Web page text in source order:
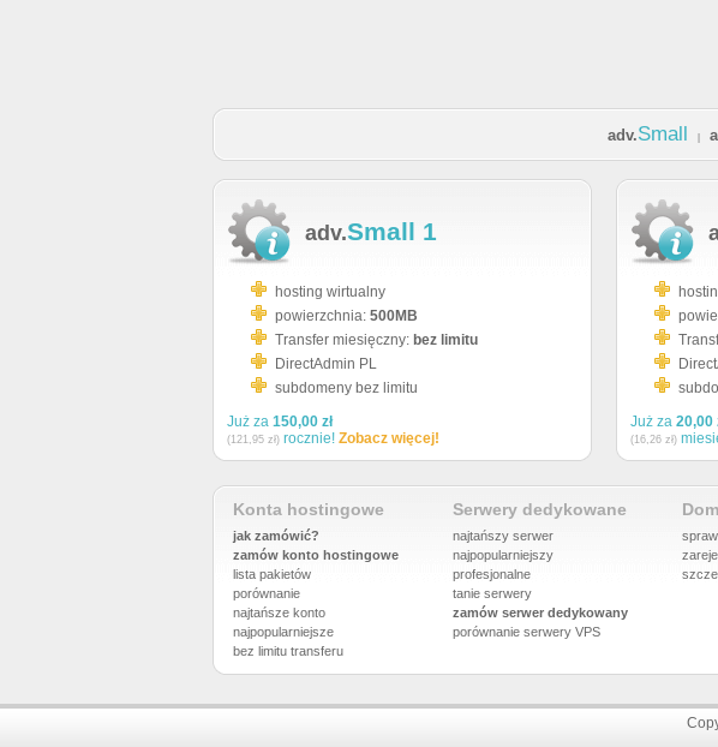
adv.Small
adv.Small 1
hosting wirtualny
powierzchnia: 500MB
Transfer miesięczny: bez limitu
DirectAdmin PL
subdomeny bez limitu
Już za 150,00 zł
(121,95 zł) rocznie! Zobacz więcej!
Już za 20,00
(16,26 zł)
Konta hostingowe
jak zamówić?
zamów konto hostingowe
lista pakietów
porównanie
najtańsze konto
najpopularniejsze
bez limitu transferu
Serwery dedykowane
najtańszy serwer
najpopularniejszy
profesjonalne
tanie serwery
zamów serwer dedykowany
porównanie serwery VPS